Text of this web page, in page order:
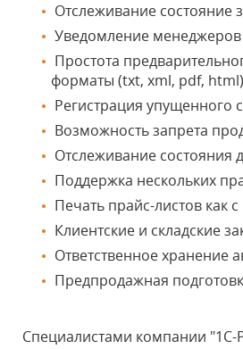
Отслеживание состояние
Уведомление менеджеров
Простота
форматы (txt, xml, pdf,
Регистрация упущенного
Возможность запрета
Отслеживание состояния
Поддержка нескольких
Печать прайс-листов
Клиентские и складские
Ответственное хранение
Предпродажная
Специалистами компании